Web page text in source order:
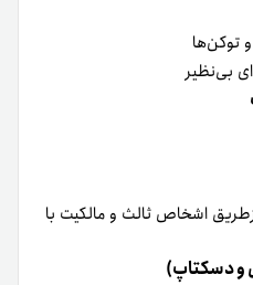
توکن‌ها
اشخاص ثالث و مالکیت با